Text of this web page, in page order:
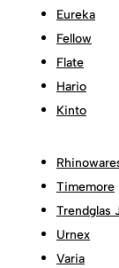
Eureka
Fellow
Flate
Hario
Kinto
Timemore
Trendglas
Urnex
Varia